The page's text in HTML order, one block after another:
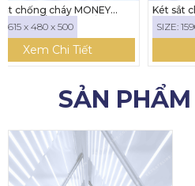
Két sắt chống cháy MONEY
SIZE: 1590 x 800 x 670 mm
SẢN